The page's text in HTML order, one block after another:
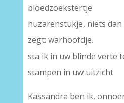
bloedzoekstertje
huzarenstukje, niets dan
zegt: warhoofdje.
sta ik in uw blinde verte
stampen in uw uitzicht
Kassandra ben ik,